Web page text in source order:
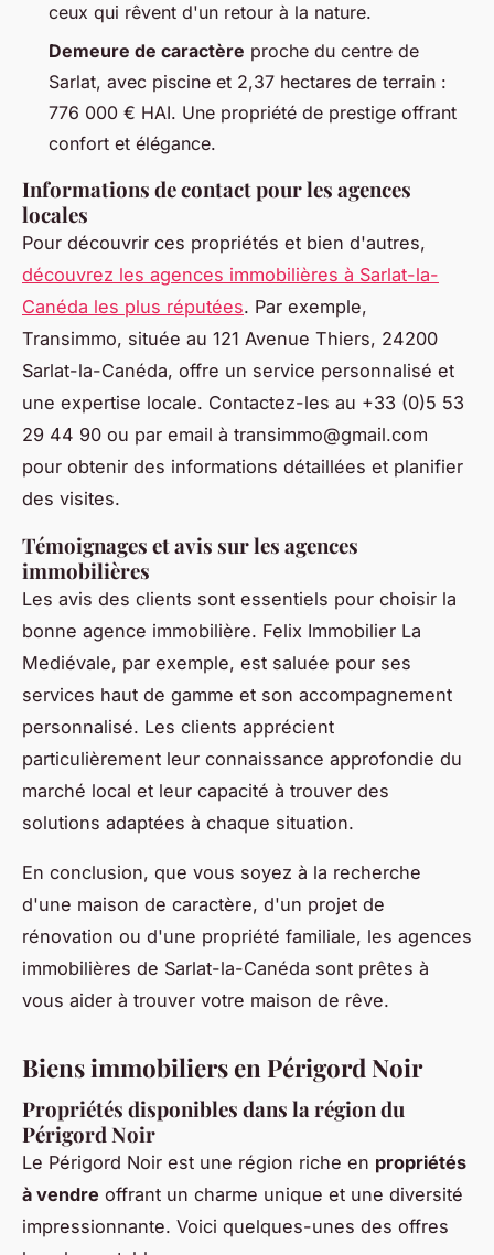
ceux qui rêvent d'un retour à la nature.
Demeure de caractère proche du centre de
Sarlat, avec piscine et 2,37 hectares de terrain :
776 000 € HAI. Une propriété de prestige offrant
confort et élégance.
Informations de contact pour les agences
locales
Pour découvrir ces propriétés et bien d'autres,
découvrez les agences immobilières à Sarlat-la-
Canéda les plus réputées. Par exemple,
Transimmo, située au 121 Avenue Thiers, 24200
Sarlat-la-Canéda, offre un service personnalisé et
une expertise locale. Contactez-les au +33 (0)5 53
29 44 90 ou par email à transimmo@gmail.com
pour obtenir des informations détaillées et planifier
des visites.
Témoignages et avis sur les agences
immobilières
Les avis des clients sont essentiels pour choisir la
bonne agence immobilière. Felix Immobilier La
Mediévale, par exemple, est saluée pour ses
services haut de gamme et son accompagnement
personnalisé. Les clients apprécient
particulièrement leur connaissance approfondie du
marché local et leur capacité à trouver des
solutions adaptées à chaque situation.
En conclusion, que vous soyez à la recherche
d'une maison de caractère, d'un projet de
rénovation ou d'une propriété familiale, les agences
immobilières de Sarlat-la-Canéda sont prêtes à
vous aider à trouver votre maison de rêve.
Biens immobiliers en Périgord Noir
Propriétés disponibles dans la région du
Périgord Noir
Le Périgord Noir est une région riche en propriétés
à vendre offrant un charme unique et une diversité
impressionnante. Voici quelques-unes des offres